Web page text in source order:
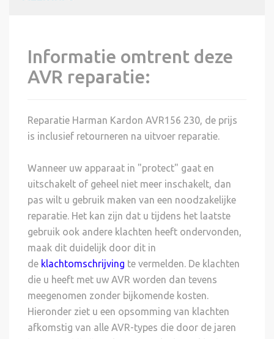
Informatie omtrent deze
AVR reparatie:
Reparatie Harman Kardon AVR156 230, de prijs
is inclusief retourneren na uitvoer reparatie.
Wanneer uw apparaat in "protect" gaat en
uitschakelt of geheel niet meer inschakelt, dan
pas wilt u gebruik maken van een noodzakelijke
reparatie. Het kan zijn dat u tijdens het laatste
gebruik ook andere klachten heeft ondervonden,
maak dit duidelijk door dit in
de klachtomschrijving te vermelden. De klachten
die u heeft met uw AVR worden dan tevens
meegenomen zonder bijkomende kosten.
Hieronder ziet u een opsomming van klachten
afkomstig van alle AVR-types die door de jaren